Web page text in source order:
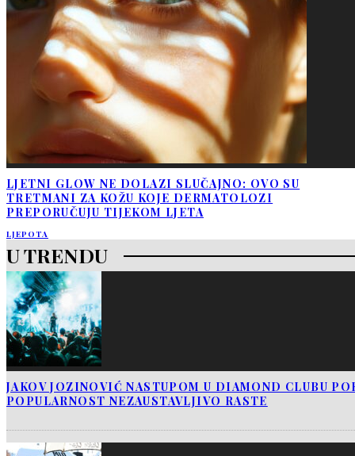
LJETNI GLOW NE DOLAZI SLUČAJNO: OVO SU
TRETMANI ZA KOŽU KOJE DERMATOLOZI
PREPORUČUJU TIJEKOM LJETA
LJEPOTA
U TRENDU
JAKOV JOZINOVIĆ NASTUPOM U DIAMOND CLUBU
POPULARNOST NEZAUSTAVLJIVO RASTE